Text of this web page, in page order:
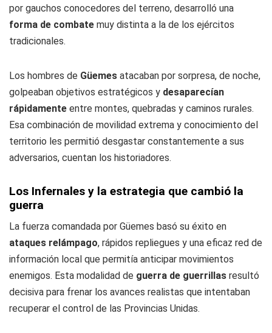
por gauchos conocedores del terreno, desarrolló una
forma de combate muy distinta a la de los ejércitos
tradicionales.
Los hombres de Güemes atacaban por sorpresa, de noche,
golpeaban objetivos estratégicos y desaparecían
rápidamente entre montes, quebradas y caminos rurales.
Esa combinación de movilidad extrema y conocimiento del
territorio les permitió desgastar constantemente a sus
adversarios, cuentan los historiadores.
Los Infernales y la estrategia que cambió la
guerra
La fuerza comandada por Güemes basó su éxito en
ataques relámpago, rápidos repliegues y una eficaz red de
información local que permitía anticipar movimientos
enemigos. Esta modalidad de guerra de guerrillas resultó
decisiva para frenar los avances realistas que intentaban
recuperar el control de las Provincias Unidas.